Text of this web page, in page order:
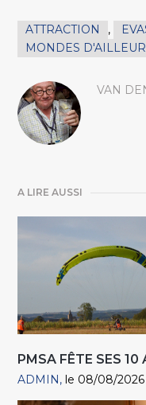
ATTRACTION ,
MONDES
VAN
A LIRE AUSSI
PMSA FÊTE SES
ADMIN le 08/08/2026